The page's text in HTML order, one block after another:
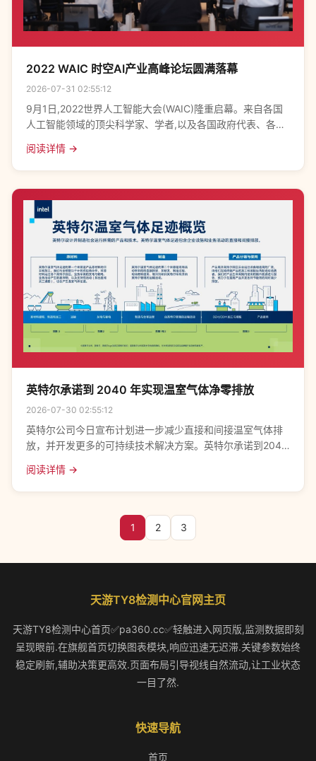
2022 WAIC 时空AI产业高峰论坛圆满落幕
2026-07-31 02:55:12
9月1日,2022世界人工智能大会(WAIC)隆重启幕。来自各国
人工智能领域的顶尖科学家、学者,以及各国政府代表、各界
“人类、科技、产业、城市、
阅读详情 →
英特尔承诺到 2040 年实现温室气体净零排放
2026-07-30 02:55:12
英特尔公司今日宣布计划进一步减少直接和间接温室气体排
放，并开发更多的可持续技术解决方案。英特尔承诺到2040
提升英特尔产品和平台的能源效率并降低碳足
阅读详情 →
1 2 3
天游TY8检测中心官网主页
天游TY8检测中心首页✅pa360.cc✅轻触进入网页版,监测数据即刻
呈现眼前.在旗舰首页切换图表模块,响应迅速无迟滞.关键参数始终
稳定刷新,辅助决策更高效.页面布局引导视线自然流动,让工业状态
一目了然.
快速导航
首页